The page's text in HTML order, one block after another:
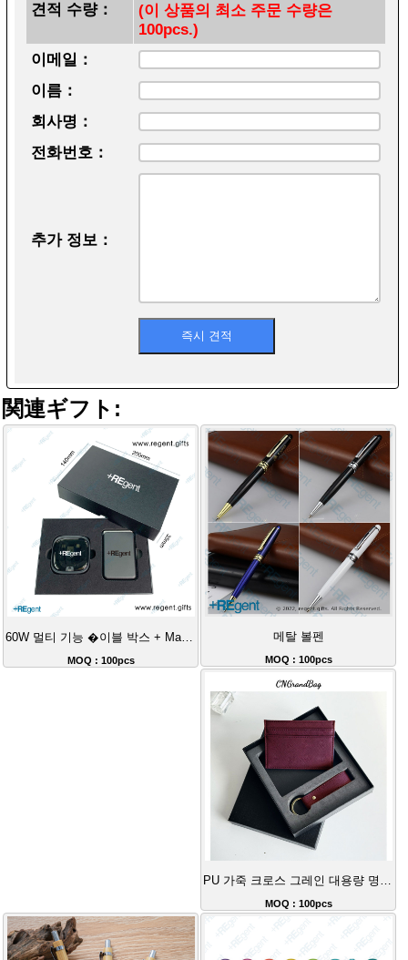
견적 수량：
(이 상품의 최소 주문 수량은
100pcs.)
이메일：
이름：
회사명：
전화번호：
추가 정보：
関連ギフト:
60W 멀티 기능 �이블 박스 + Magsafe 마그네틱 스탠드 카드 홀더 + 천지개 선물 박스 세트
MOQ : 100pcs
메탈 볼펜
MOQ : 100pcs
MOQ : 100pcs